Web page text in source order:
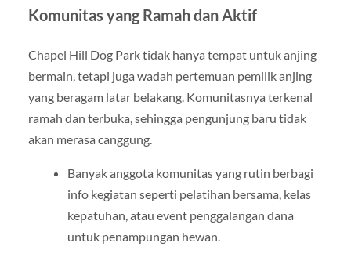
Komunitas yang Ramah dan Aktif
Chapel Hill Dog Park tidak hanya tempat untuk anjing
bermain, tetapi juga wadah pertemuan pemilik anjing
yang beragam latar belakang. Komunitasnya terkenal
ramah dan terbuka, sehingga pengunjung baru tidak
akan merasa canggung.
Banyak anggota komunitas yang rutin berbagi
info kegiatan seperti pelatihan bersama, kelas
kepatuhan, atau event penggalangan dana
untuk penampungan hewan.